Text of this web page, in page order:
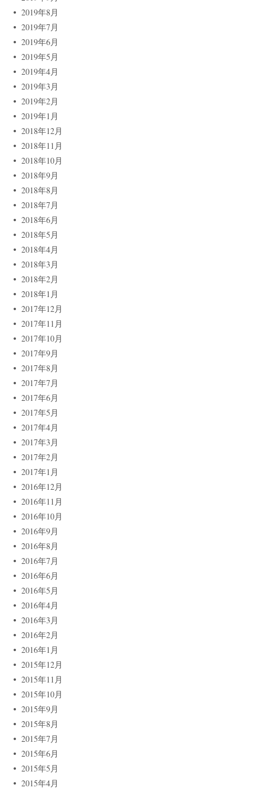
2019年8月
2019年7月
2019年6月
2019年5月
2019年4月
2019年3月
2019年2月
2019年1月
2018年12月
2018年11月
2018年10月
2018年9月
2018年8月
2018年7月
2018年6月
2018年5月
2018年4月
2018年3月
2018年2月
2018年1月
2017年12月
2017年11月
2017年10月
2017年9月
2017年8月
2017年7月
2017年6月
2017年5月
2017年4月
2017年3月
2017年2月
2017年1月
2016年12月
2016年11月
2016年10月
2016年9月
2016年8月
2016年7月
2016年6月
2016年5月
2016年4月
2016年3月
2016年2月
2016年1月
2015年12月
2015年11月
2015年10月
2015年9月
2015年8月
2015年7月
2015年6月
2015年5月
2015年4月